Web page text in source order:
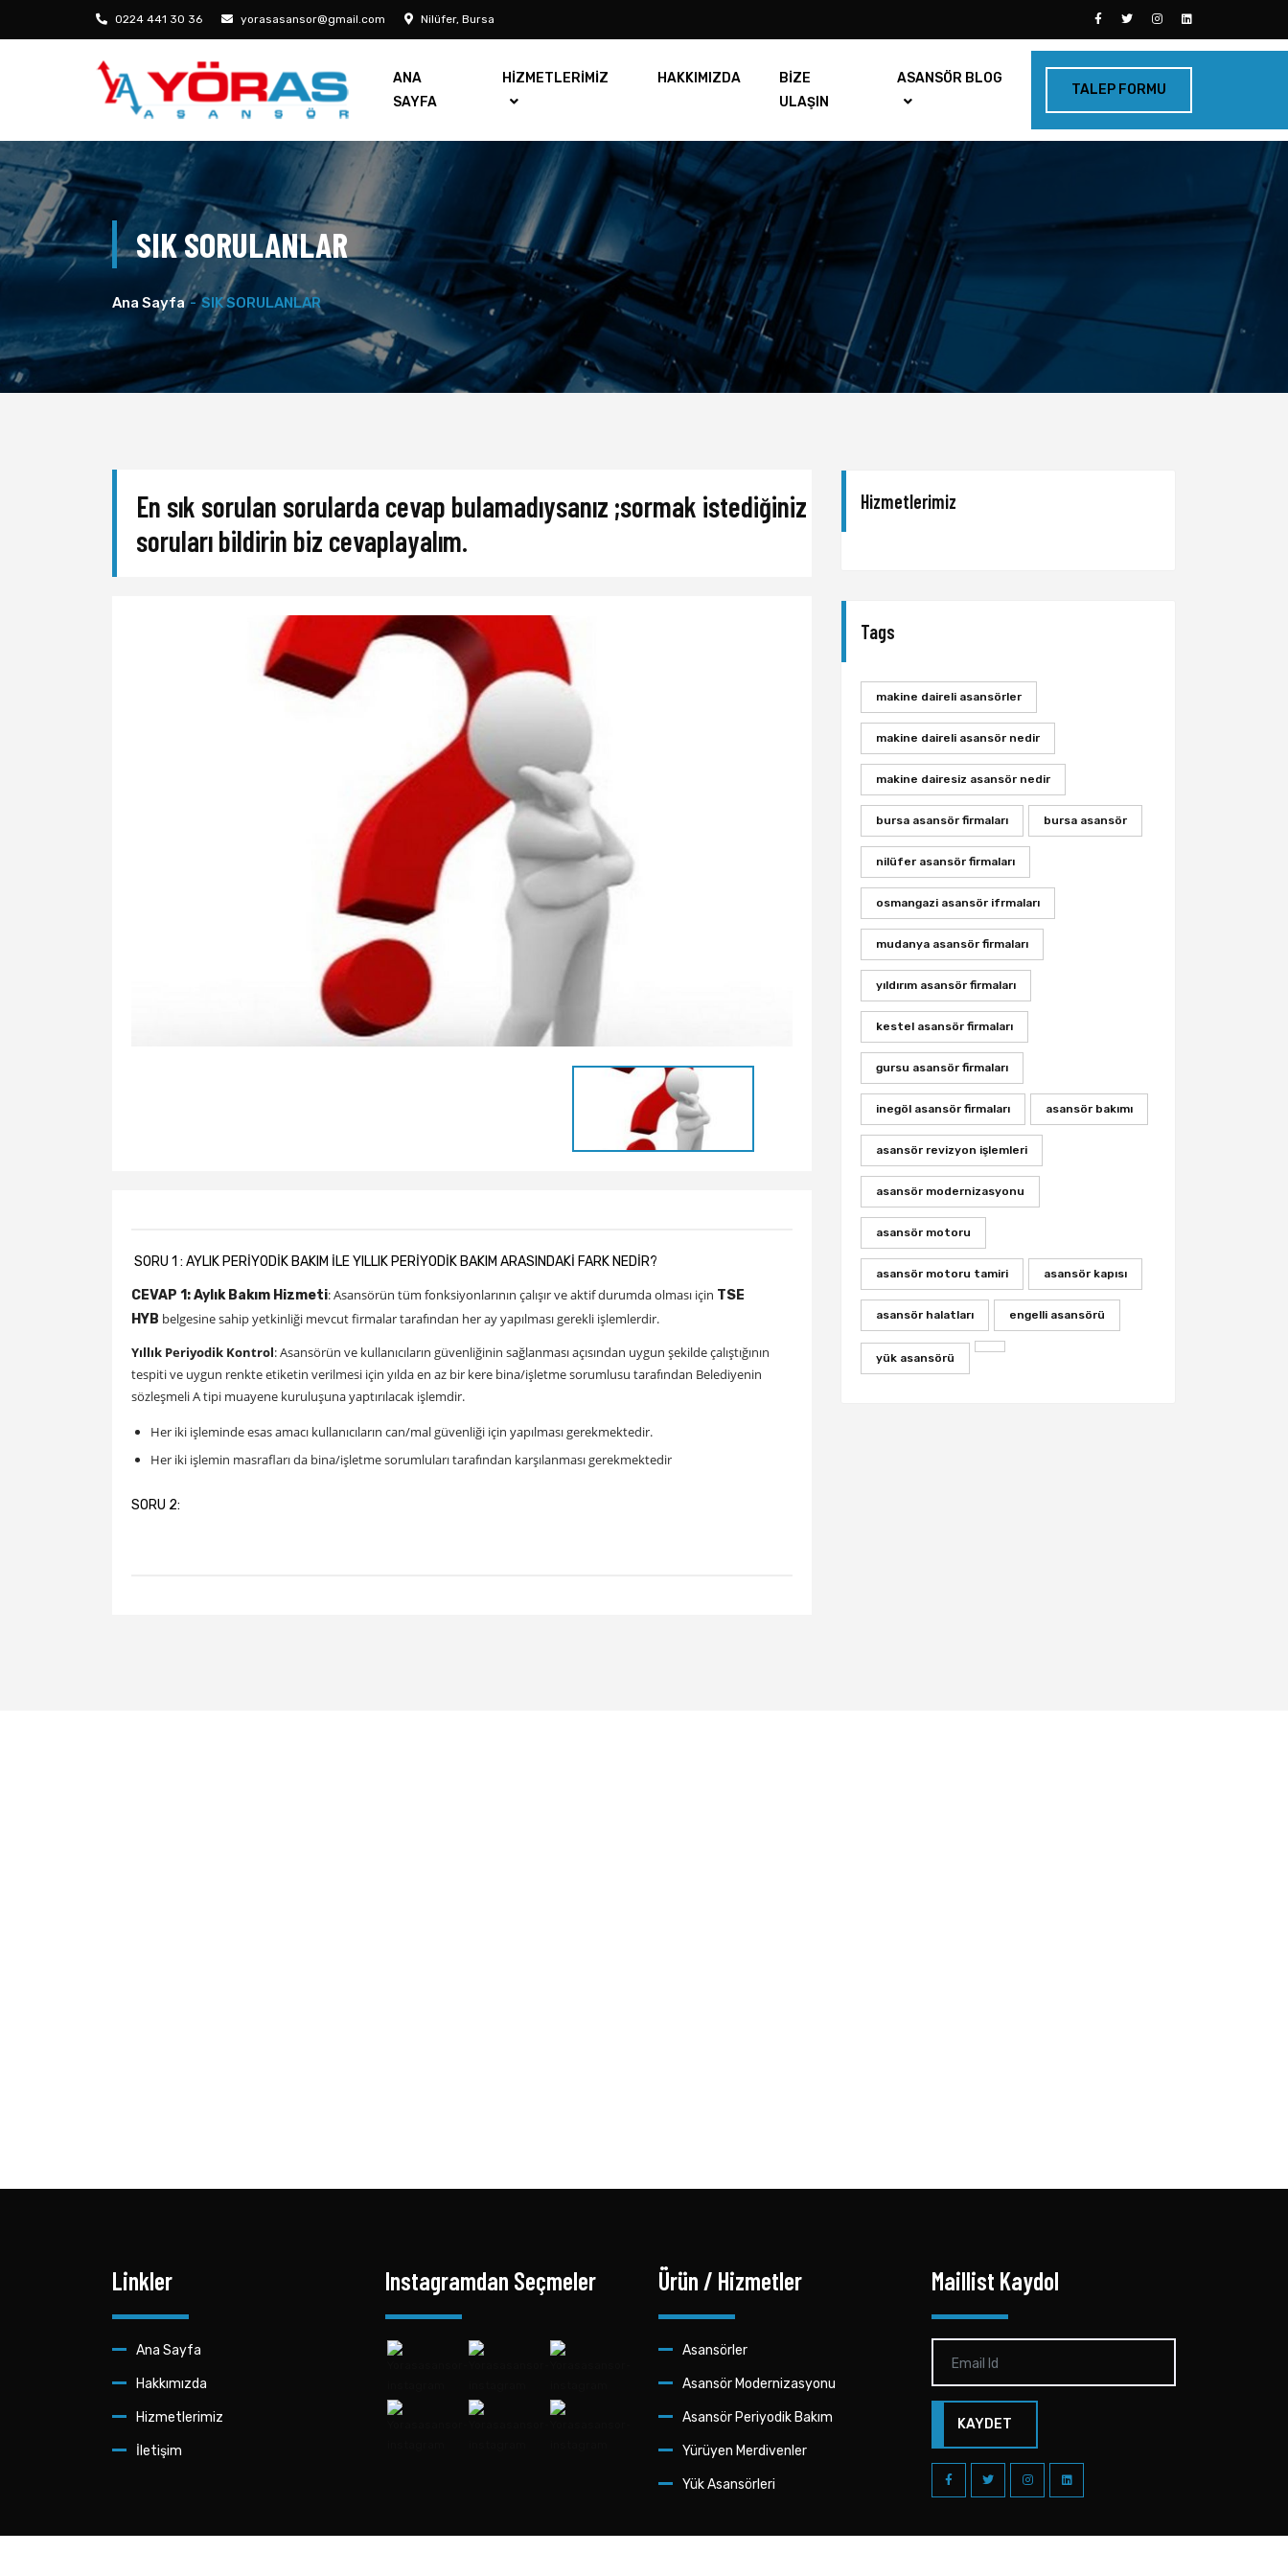
0224 441 30 36 yorasasansor@gmail.com Nilüfer, Bursa
ANA
SAYFA
HİZMETLERİMİZ HAKKIMIZDA
BİZE
ULAŞIN
ASANSÖR BLOG
TALEP FORMU
SIK SORULANLAR
Ana Sayfa SIK SORULANLAR
En sık sorulan sorularda cevap bulamadıysanız ;sormak istediğiniz
soruları bildirin biz cevaplayalım.
SORU 1 : AYLIK PERİYODİK BAKIM İLE YILLIK PERİYODİK BAKIM ARASINDAKİ FARK NEDİR?
CEVAP 1: Aylık Bakım Hizmeti: Asansörün tüm fonksiyonlarının çalışır ve aktif durumda olması için TSE
HYB belgesine sahip yetkinliği mevcut firmalar tarafından her ay yapılması gerekli işlemlerdir.
Yıllık Periyodik Kontrol: Asansörün ve kullanıcıların güvenliğinin sağlanması açısından uygun şekilde çalıştığının
tespiti ve uygun renkte etiketin verilmesi için yılda en az bir kere bina/işletme sorumlusu tarafından Belediyenin
sözleşmeli A tipi muayene kuruluşuna yaptırılacak işlemdir.
Her iki işleminde esas amacı kullanıcıların can/mal güvenliği için yapılması gerekmektedir.
Her iki işlemin masrafları da bina/işletme sorumluları tarafından karşılanması gerekmektedir
SORU 2:
Hizmetlerimiz
Tags
makine daireli asansörler
makine daireli asansör nedir
makine dairesiz asansör nedir
bursa asansör firmaları bursa asansör
nilüfer asansör firmaları
osmangazi asansör ifrmaları
mudanya asansör firmaları
yıldırım asansör firmaları
kestel asansör firmaları
gursu asansör firmaları
inegöl asansör firmaları asansör bakımı
asansör revizyon işlemleri
asansör modernizasyonu
asansör motoru
asansör motoru tamiri asansör kapısı
asansör halatları engelli asansörü
yük asansörü
Linkler
Ana Sayfa
Hakkımızda
Hizmetlerimiz
İletişim
Instagramdan Seçmeler Ürün / Hizmetler
Asansörler
Asansör Modernizasyonu
Asansör Periyodik Bakım
Yürüyen Merdivenler
Yük Asansörleri
Maillist Kaydol
KAYDET